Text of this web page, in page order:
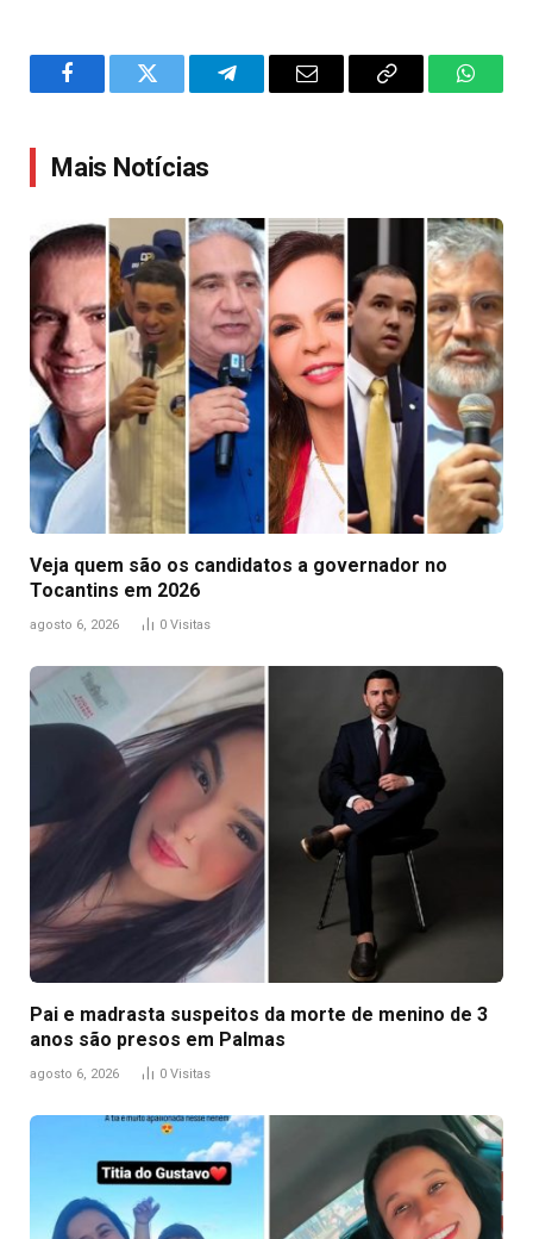
FacebookTwitter TelegramEmail
Copy
Mais Notícias
Veja quem são os candidatos a governador no
Tocantins em 2026
agosto 6, 2026 0 Visitas
Pai e madrasta suspeitos da morte de menino de 3
anos são presos em Palmas
agosto 6, 2026 0 Visitas